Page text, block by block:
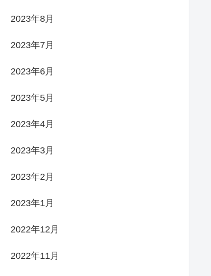
2023年8月
2023年7月
2023年6月
2023年5月
2023年4月
2023年3月
2023年2月
2023年1月
2022年12月
2022年11月